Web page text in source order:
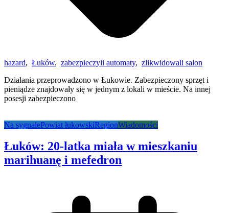
hazard, Łuków, zabezpieczyli automaty, zlikwidowali salon
Działania przeprowadzono w Łukowie. Zabezpieczony sprzęt i
pieniądze znajdowały się w jednym z lokali w mieście. Na innej
posesji zabezpieczono
Na sygnalePowiat łukowskiRegionWiadomości
Łuków: 20-latka miała w mieszkaniu
marihuanę i mefedron